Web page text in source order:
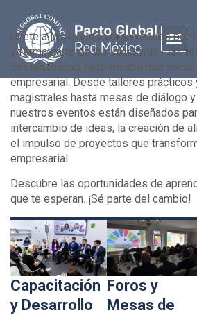
Únete a los eventos organizados por
y forma parte de las iniciativas más
sostenibilidad, responsabilidad
empresarial. Desde talleres prácticos
magistrales hasta mesas de diálogo
nuestros eventos están diseñados
intercambio de ideas, la creación de
el impulso de proyectos que
empresarial.
Descubre las oportunidades de
que te esperan. ¡Sé parte del cambio!
Capacitación
y Desarrollo
Foros y
Mesas de